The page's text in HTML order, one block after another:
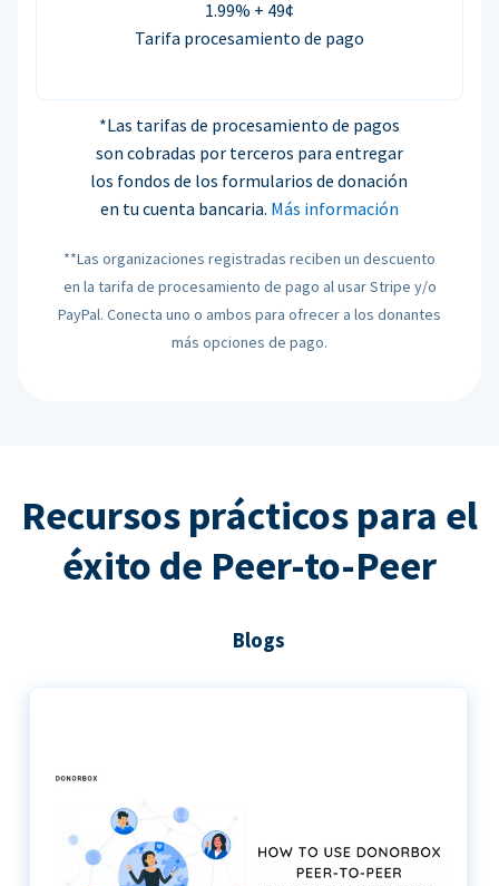
1.99% + 49¢
Tarifa procesamiento de pago
*Las tarifas de procesamiento de pagos
son cobradas por terceros para entregar
los fondos de los formularios de donación
en tu cuenta bancaria. Más información
**Las organizaciones registradas reciben un descuento
en la tarifa de procesamiento de pago al usar Stripe y/o
PayPal. Conecta uno o ambos para ofrecer a los donantes
más opciones de pago.
Recursos prácticos para el
éxito de Peer-to-Peer
Blogs